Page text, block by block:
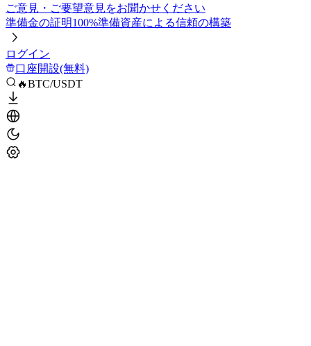
ご意見・ご要望意見をお聞かせください
準備金の証明100%準備資産による信頼の構築
ログイン
口座開設(無料)
🔥BTC/USDT